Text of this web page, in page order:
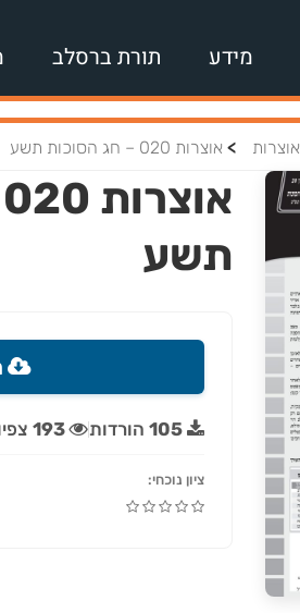
מידע תורת ברסלב
אוצרות > אוצרות 020 – חג הסוכות תשע
תשע
105הורדות 193
ציון נוכחי: